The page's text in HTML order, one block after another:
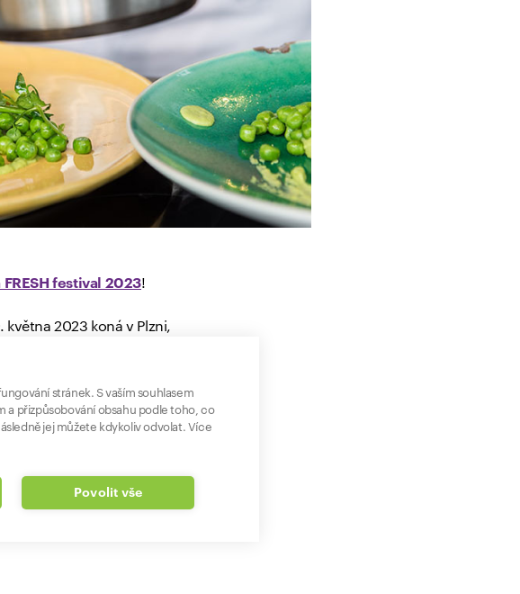
FRESH festival 2023!
2023 koná v Plzni,
profilu můžete
Zdeňka Pohlreicha, z
„nároďáku“!
nebo velký výběr vín a
stránek. S vaším souhlasem
a přizpůsobování obsahu podle toho, co
jej můžete kdykoliv odvolat. Více
Povolit vše